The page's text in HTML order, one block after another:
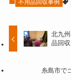
不用品回収事例
北九
品回
糸島市で